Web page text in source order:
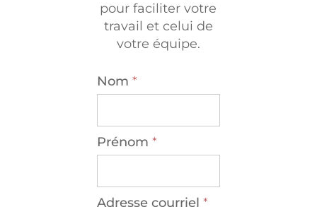
pour faciliter votre
travail et celui de
votre équipe.
Nom *
Prénom *
Adresse courriel *